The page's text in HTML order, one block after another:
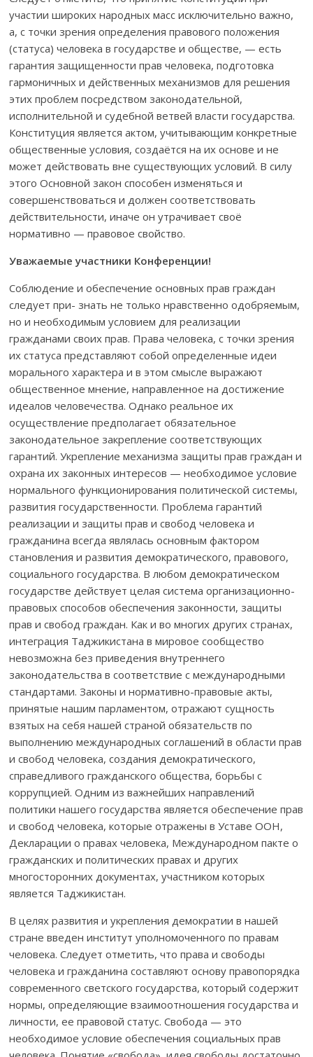
участии широких народных масс исключительно важно,
а, с точки зрения определения правового положения
(статуса) человека в государстве и обществе, — есть
гарантия защищенности прав человека, подготовка
гармоничных и действенных механизмов для решения
этих проблем посредством законодательной,
исполнительной и судебной ветвей власти государства.
Конституция является актом, учитывающим конкретные
общественные условия, создаётся на их основе и не
может действовать вне существующих условий. В силу
этого Основной закон способен изменяться и
совершенствоваться и должен соответствовать
действительности, иначе он утрачивает своё
нормативно — правовое свойство.
Уважаемые участники Конференции!
Соблюдение и обеспечение основных прав граждан
следует при- знать не только нравственно одобряемым,
но и необходимым условием для реализации
гражданами своих прав. Права человека, с точки зрения
их статуса представляют собой определенные идеи
морального характера и в этом смысле выражают
общественное мнение, направленное на достижение
идеалов человечества. Однако реальное их
осуществление предполагает обязательное
законодательное закрепление соответствующих
гарантий. Укрепление механизма защиты прав граждан и
охрана их законных интересов — необходимое условие
нормального функционирования политической системы,
развития государственности. Проблема гарантий
реализации и защиты прав и свобод человека и
гражданина всегда являлась основным фактором
становления и развития демократического, правового,
социального государства. В любом демократическом
государстве действует целая система организационно-
правовых способов обеспечения законности, защиты
прав и свобод граждан. Как и во многих других странах,
интеграция Таджикистана в мировое сообщество
невозможна без приведения внутреннего
законодательства в соответствие с международными
стандартами. Законы и нормативно-правовые акты,
принятые нашим парламентом, отражают сущность
взятых на себя нашей страной обязательств по
выполнению международных соглашений в области прав
и свобод человека, создания демократического,
справедливого гражданского общества, борьбы с
коррупцией. Одним из важнейших направлений
политики нашего государства является обеспечение прав
и свобод человека, которые отражены в Уставе ООН,
Декларации о правах человека, Международном пакте о
гражданских и политических правах и других
многосторонних документах, участником которых
является Таджикистан.
В целях развития и укрепления демократии в нашей
стране введен институт уполномоченного по правам
человека. Следует отметить, что права и свободы
человека и гражданина составляют основу правопорядка
современного светского государства, который содержит
нормы, определяющие взаимоотношения государства и
личности, ее правовой статус. Свобода — это
необходимое условие обеспечения социальных прав